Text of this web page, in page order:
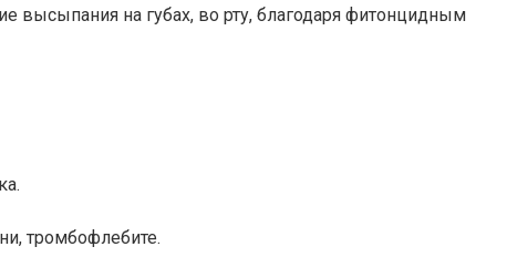
высыпания на губах, во рту, благодаря фитонцидным
тромбофлебите.